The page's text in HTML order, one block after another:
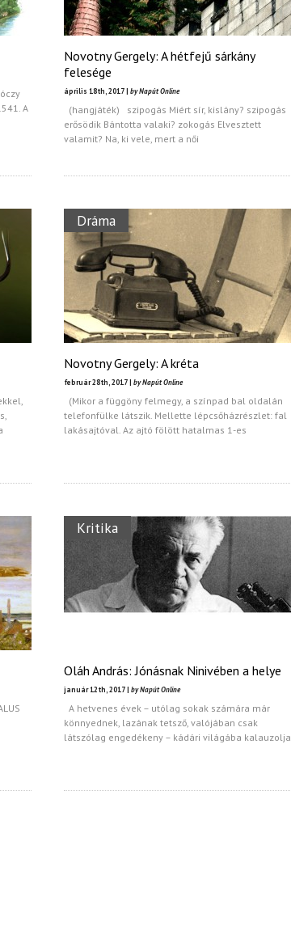
A
Novotny Gergely: A hétfejű sárkány
felesége
április 18th, 2017 | by Napút Online
(hangjáték) szipogás Miért sír, kislány? szipogás
erősödik Bántotta valaki? zokogás Elvesztett
valamit? Na, ki vele, mert a női
Dráma
Novotny Gergely: A kréta
február 28th, 2017 | by Napút Online
(Mikor a függöny felmegy, a színpad bal oldalán
telefonfülke látszik. Mellette lépcsőházrészlet: fal
lakásajtóval. Az ajtó fölött hatalmas 1-es
Kritika
Oláh András: Jónásnak Ninivében a helye
január 12th, 2017 | by Napút Online
A hetvenes évek – utólag sokak számára már
könnyednek, lazának tetsző, valójában csak
látszólag engedékeny – kádári világába kalauzolja
Bevezetés a bául ösvénybe (Fordította:
Rideg Zsófia)